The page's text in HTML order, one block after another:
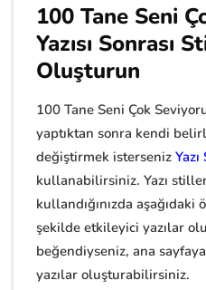
100 Tane Seni
Yazısı Sonrası
Oluşturun
100 Tane Seni Çok
yaptıktan sonra kendi
değiştirmek isterseniz
kullanabilirsiniz. Yazı
kullandığınızda
şekilde etkileyici yazılar
beğendiyseniz, ana
yazılar oluşturabilirsiniz.